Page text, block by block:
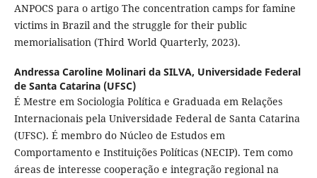
ANPOCS para o artigo The concentration camps for famine
victims in Brazil and the struggle for their public
memorialisation (Third World Quarterly, 2023).
Andressa Caroline Molinari da SILVA, Universidade Federal
de Santa Catarina (UFSC)
É Mestre em Sociologia Política e Graduada em Relações
Internacionais pela Universidade Federal de Santa Catarina
(UFSC). É membro do Núcleo de Estudos em
Comportamento e Instituições Políticas (NECIP). Tem como
áreas de interesse cooperação e integração regional na